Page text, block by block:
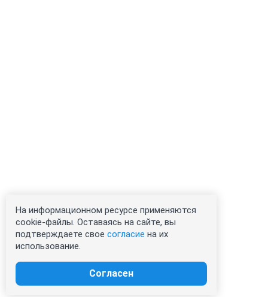
На информационном ресурсе применяются
cookie-файлы. Оставаясь на сайте, вы
подтверждаете свое согласие на их
использование.
Согласен